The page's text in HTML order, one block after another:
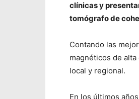
clínicas y
tomógrafo de
Contando las
magnéticos de
local y regional.
En los últimos